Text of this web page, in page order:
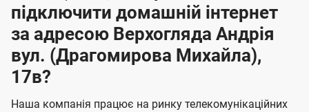
підключити домашній інтернет
за адресою Верхогляда Андрія
вул. (Драгомирова Михайла),
17в?
Наша компанія працює на ринку телекомунікаційних